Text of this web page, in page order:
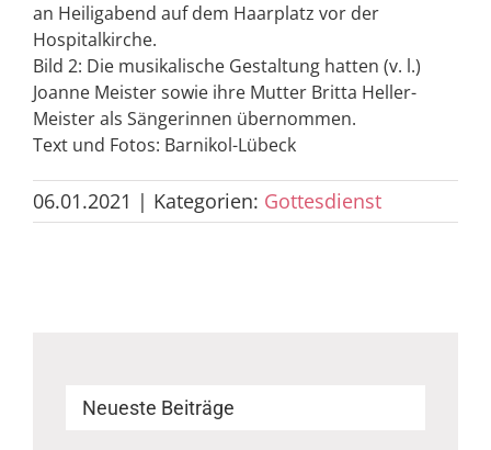
an Heiligabend auf dem Haarplatz vor der
Hospitalkirche.
Bild 2: Die musikalische Gestaltung hatten (v. l.)
Joanne Meister sowie ihre Mutter Britta Heller-
Meister als Sängerinnen übernommen.
Text und Fotos: Barnikol-Lübeck
06.01.2021 | Kategorien: Gottesdienst
Neueste Beiträge